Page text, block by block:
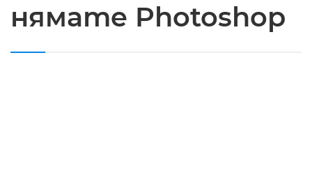
нямате Photoshop